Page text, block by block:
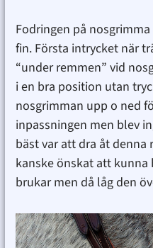
Fodringen på
fin. Första intrycket när
“under remmen” vid
i en bra position utan
nosgrimman upp o ned
inpassningen men blev
bäst var att dra åt denna
kanske önskat att kunna
brukar men då låg den